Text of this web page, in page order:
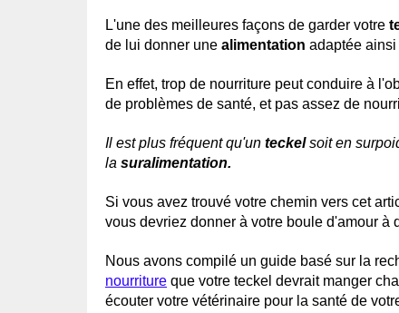
L'une des meilleures façons de garder votre
de lui donner une alimentation adaptée
En effet, trop de nourriture peut conduire à
de problèmes de santé, et pas assez de
Il est plus fréquent qu'un teckel soit en
la suralimentation.
Si vous avez trouvé votre chemin vers cet
vous devriez donner à votre boule d'amour à
Nous avons compilé un guide basé sur la
nourriture que votre teckel devrait manger
écouter votre vétérinaire pour la santé de